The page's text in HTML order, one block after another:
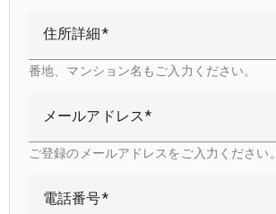
住所詳細
番地、マンション名もご入力ください。
メールアドレス
ご登録のメールアドレスをご入力ください。
電話番号